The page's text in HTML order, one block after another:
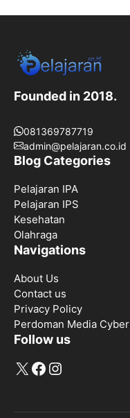
Founded in 2018.
081369787719
admin@pelajaran.co.id
Blog Categories
Pelajaran IPA
Pelajaran IPS
Kesehatan
Olahraga
Navigations
About Us
Contact us
Privacy Policy
Perdoman Media Cyber
Follow us
X Facebook
Instagram